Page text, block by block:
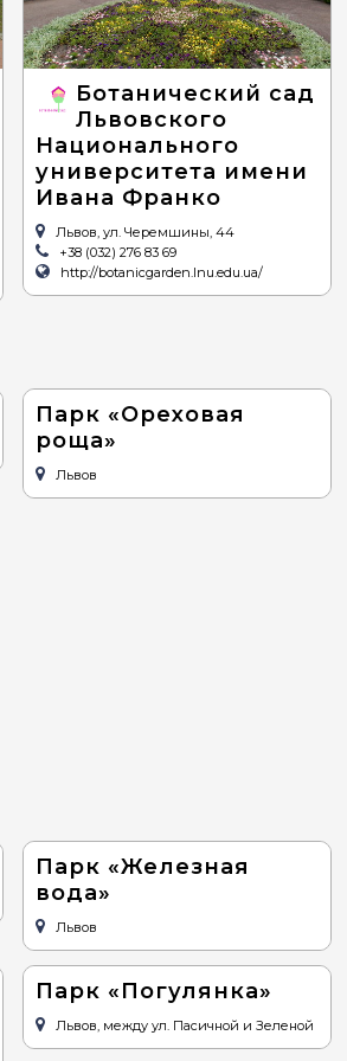
Ботанический сад
Львовского
Национального
университета имени
Ивана Франко
Львов, ул. Черемшины, 44
+38 (032) 276 83 69
http://botanicgarden.lnu.edu.ua/
Парк «Ореховая
роща»
Львов
Парк «Железная
вода»
Львов
Парк «Погулянка»
Львов, между ул. Пасичной и Зеленой